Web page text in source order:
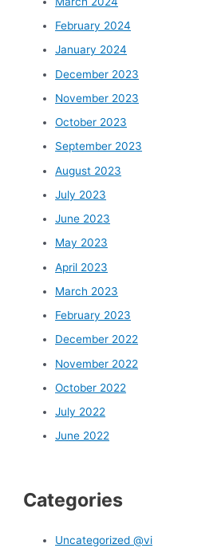
February 2024
January 2024
December 2023
November 2023
October 2023
September 2023
August 2023
July 2023
June 2023
May 2023
April 2023
March 2023
February 2023
December 2022
November 2022
October 2022
July 2022
June 2022
Categories
Uncategorized @vi